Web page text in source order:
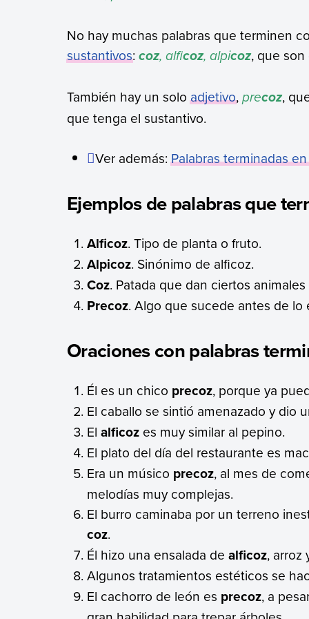
No hay muchas palabras que terminen
sustantivos: coz, alficoz, alpicoz, que
También hay un soloadjetivo,precoz,
que tenga el sustantivo.
Ver además:Palabras terminadas
Ejemplos de palabras que
Alficoz. Tipo de planta o fruto.
Alpicoz. Sinónimo de alficoz.
Coz. Patada que dan ciertos
Precoz. Algo que sucede antes de lo
Oraciones con palabras
Él es un chico precoz, porque ya
El caballo se sintió amenazado y dio
Elalficoz es muy similar al pepino.
El plato del día del restaurante es
Era un músico precoz, al mes de
melodías muy complejas.
El burro caminaba por un terreno
coz.
Él hizo una ensalada de alficoz, arroz
Algunos tratamientos estéticos se
El cachorro de león es precoz, a